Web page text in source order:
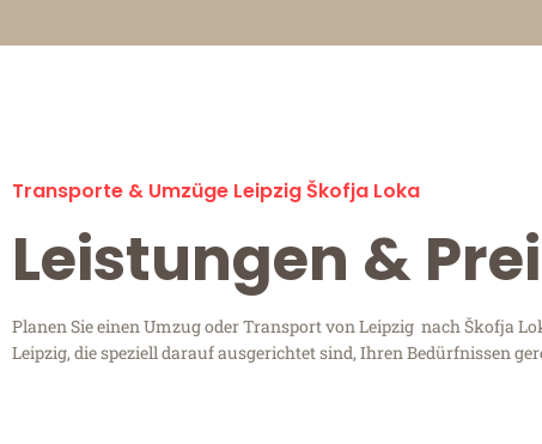
Transporte & Umzüge Leipzig Škofja Loka
Leistungen &
Planen Sie einen Umzug oder Transport von Leipzig nach Škofja
Leipzig, die speziell darauf ausgerichtet sind, Ihren Bedürfnissen